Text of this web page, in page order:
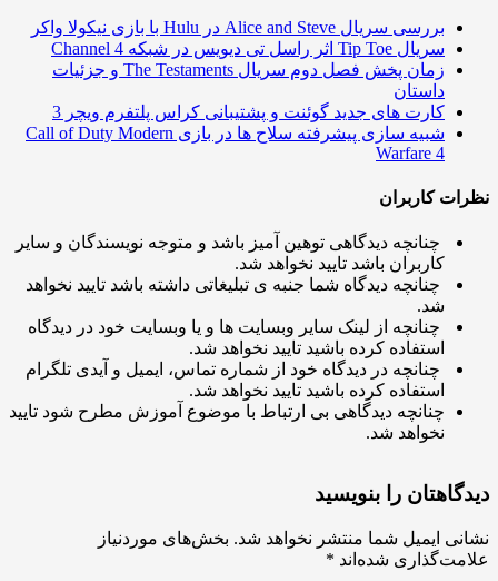
بررسی سریال Alice and Steve در Hulu با بازی نیکولا واکر
سریال Tip Toe اثر راسل تی دیویس در شبکه Channel 4
زمان پخش فصل دوم سریال The Testaments و جزئیات
داستان
کارت های جدید گوئنت و پشتیبانی کراس پلتفرم ویچر 3
شبیه سازی پیشرفته سلاح ها در بازی Call of Duty Modern
Warfare 4
کاربران
چنانچه دیدگاهی توهین آمیز باشد و متوجه نویسندگان و سایر
کاربران باشد تایید نخواهد شد.
چنانچه دیدگاه شما جنبه ی تبلیغاتی داشته باشد تایید نخواهد
چنانچه از لینک سایر وبسایت ها و یا وبسایت خود در دیدگاه
استفاده کرده باشید تایید نخواهد شد.
چنانچه در دیدگاه خود از شماره تماس، ایمیل و آیدی تلگرام
استفاده کرده باشید تایید نخواهد شد.
چنانچه دیدگاهی بی ارتباط با موضوع آموزش مطرح شود تایید
نخواهد شد.
را بنویسید
ایمیل شما منتشر نخواهد شد. بخش‌های موردنیاز
شده‌اند*